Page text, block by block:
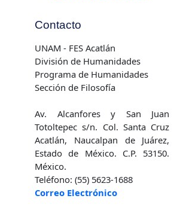
Contacto
UNAM - FES Acatlán
División de Humanidades
Programa de Humanidades
Sección de Filosofía
Av. Alcanfores y San Juan
Totoltepec s/n. Col. Santa Cruz
Acatlán, Naucalpan de Juárez,
Estado de México. C.P. 53150.
México.
Teléfono: (55) 5623-1688
Correo Electrónico